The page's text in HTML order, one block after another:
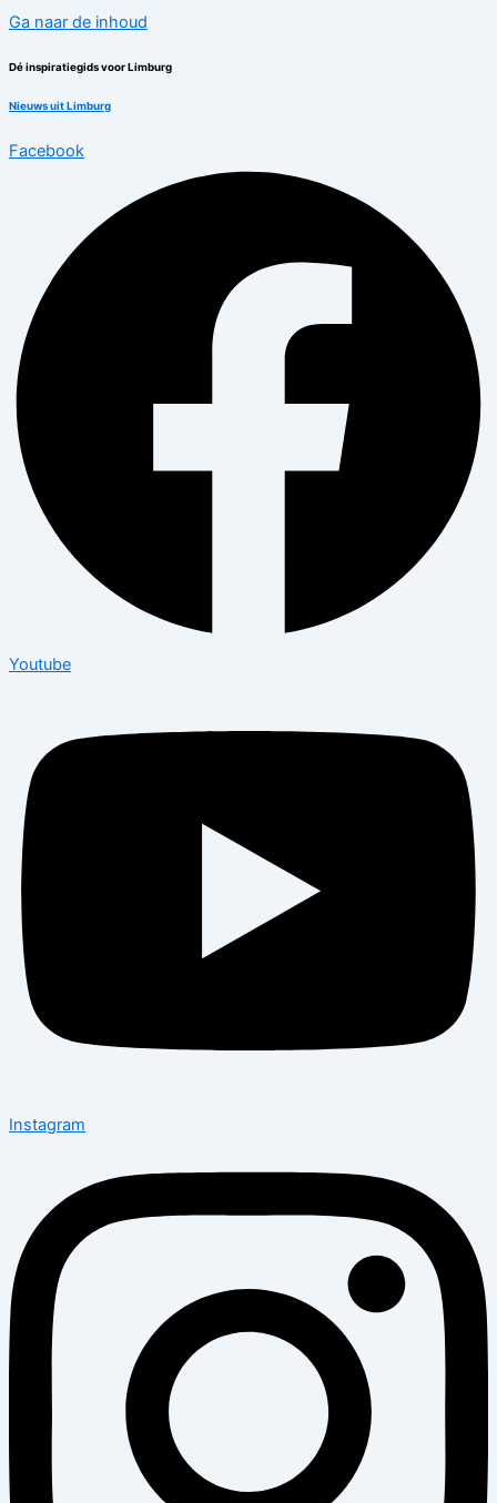
Ga naar de inhoud
Dé inspiratiegids voor Limburg
Nieuws uit Limburg
Facebook
Youtube
Instagram